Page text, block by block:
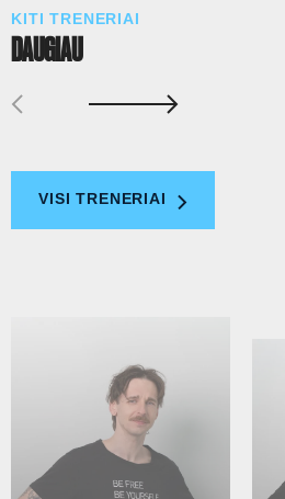
KITI TRENERIAI
DAUGIAU
VISI TRENERIAI